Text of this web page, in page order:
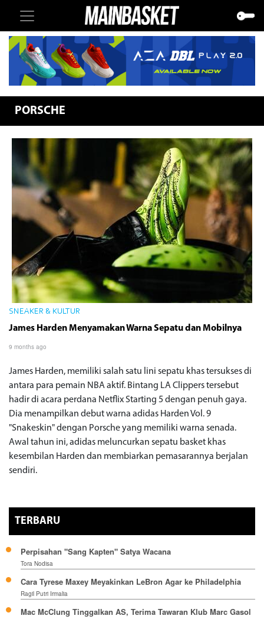
PORSCHE
SNEAKER & KULTUR
James Harden Menyamakan Warna Sepatu dan Mobilnya
9 months ago
James Harden, memiliki salah satu lini sepatu khas tersukses di
antara para pemain NBA aktif. Bintang LA Clippers tersebut
hadir di acara perdana Netflix Starting 5 dengan penuh gaya.
Dia menampilkan debut warna adidas Harden Vol. 9
"Snakeskin" dengan Porsche yang memiliki warna senada.
Awal tahun ini, adidas meluncurkan sepatu basket khas
kesembilan Harden dan membiarkan pemasarannya berjalan
sendiri.
TERBARU
Perpisahan "Sang Kapten" Satya Wacana
Tora Nodisa
Cara Tyrese Maxey Meyakinkan LeBron Agar ke Philadelphia
Ragil Putri Irmalia
Mac McClung Tinggalkan AS, Terima Tawaran Klub Marc Gasol